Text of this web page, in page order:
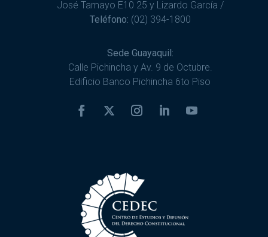
José Tamayo E10 25 y Lizardo García /
Teléfono: (02) 394-1800
Sede Guayaquil:
Calle Pichincha y Av. 9 de Octubre.
Edificio Banco Pichincha 6to Piso